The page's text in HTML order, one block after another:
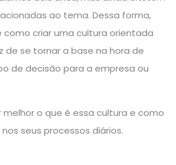
ao tema. Dessa forma,
criar uma cultura orientada
de se tornar a base na hora de
de decisão para a empresa ou
o que é essa cultura e como
seus processos diários.